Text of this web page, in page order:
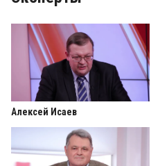
Алексей Исаев